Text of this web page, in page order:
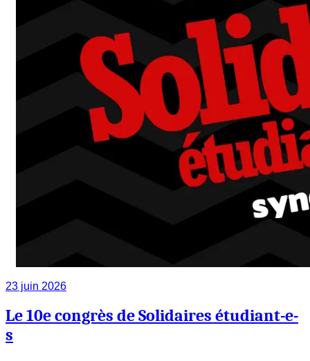
23 juin 2026
Le 10e congrès de Solidaires étudiant-e-
s